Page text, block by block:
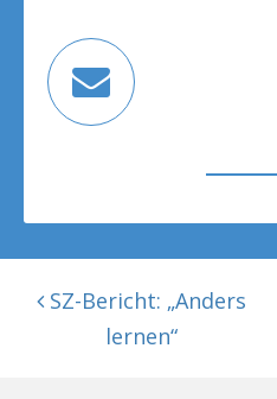
SZ-Bericht: „Anders
lernen“